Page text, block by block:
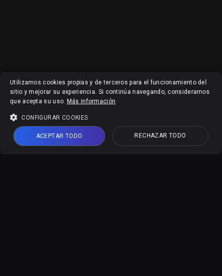
Utilizamos cookies propias y de terceros para el funcionamiento del
sitio y mejorar su experiencia. Si continúa navegando, consideramos
que acepta su uso. Más información
CONFIGURAR COOKIES
ACEPTAR TODO RECHAZAR TODO